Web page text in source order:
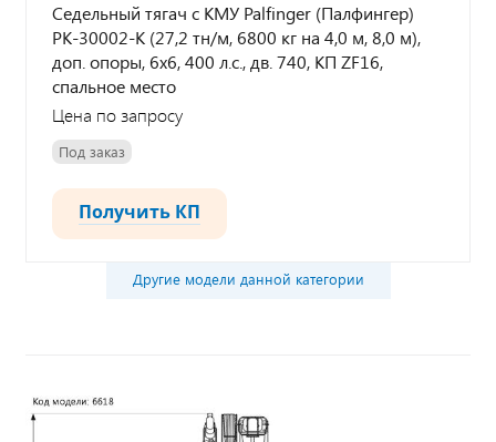
Седельный тягач с КМУ Palfinger (Палфингер)
РК-30002-K (27,2 тн/м, 6800 кг на 4,0 м, 8,0 м),
доп. опоры, 6х6, 400 л.с., дв. 740, КП ZF16,
спальное место
Цена по запросу
Под заказ
Получить КП
Другие модели данной категории